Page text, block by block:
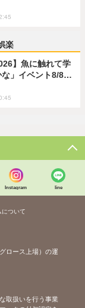
楽
】魚に触れて学
な」イベント8/8…
Instagram line
について
ロース上場）の運
取扱いを行う事業